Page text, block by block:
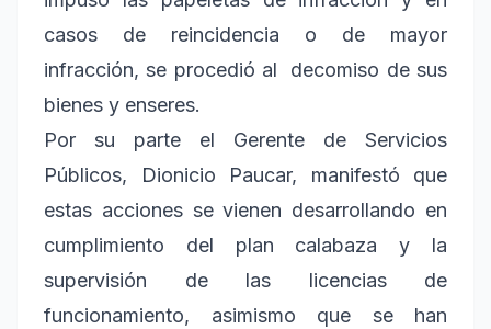
casos de reincidencia o de mayor
infracción, se procedió al decomiso de sus
bienes y enseres.
Por su parte el Gerente de Servicios
Públicos, Dionicio Paucar, manifestó que
estas acciones se vienen desarrollando en
cumplimiento del plan calabaza y la
supervisión de las licencias de
funcionamiento, asimismo que se han